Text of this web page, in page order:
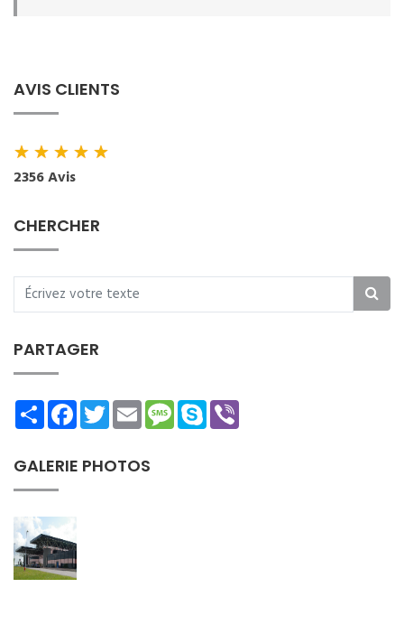
AVIS CLIENTS
★★★★★
2356 Avis
CHERCHER
PARTAGER
ShareFacebookTwitterEmailMessage
Skype
GALERIE PHOTOS